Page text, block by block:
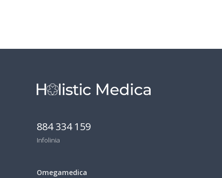
884 334 159
Infolinia
Omegamedica